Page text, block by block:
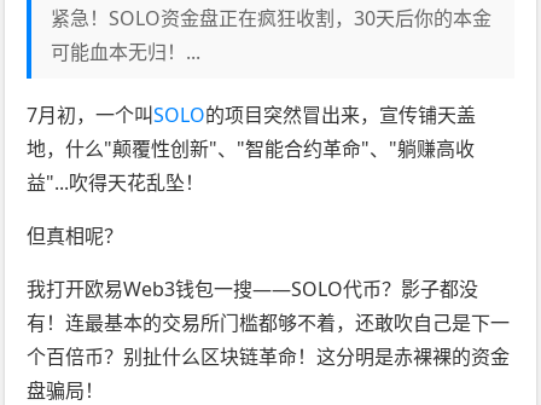
紧急！SOLO资金盘正在疯狂收割，30天后你的本金
可能血本无归！...
7月初，一个叫SOLO的项目突然冒出来，宣传铺天盖
地，什么"颠覆性创新"、"智能合约革命"、"躺赚高收
益"...吹得天花乱坠！
但真相呢？
我打开欧易Web3钱包一搜——SOLO代币？影子都没
有！连最基本的交易所门槛都够不着，还敢吹自己是下一
个百倍币？别扯什么区块链革命！这分明是赤裸裸的资金
盘骗局！